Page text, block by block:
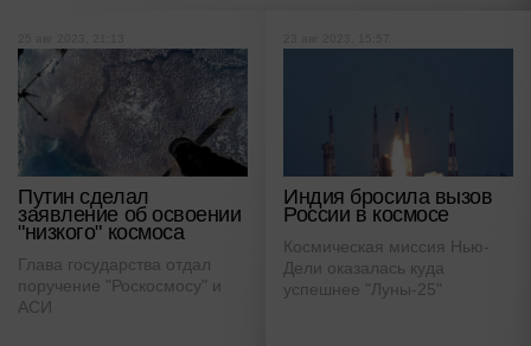
Путин сделал
заявление об освоении
"низкого" космоса
Глава государства отдал
поручение "Роскосмосу" и
АСИ
Индия бросила вызов
России в космосе
Космическая миссия Нью-
Дели оказалась куда
успешнее "Луны-25"